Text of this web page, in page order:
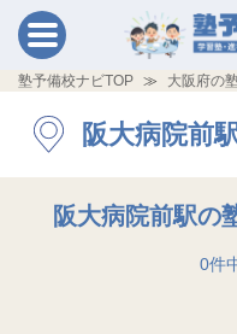
塾予備校ナビTOP 大阪府の
阪大病院前
阪大病院前駅の
0件